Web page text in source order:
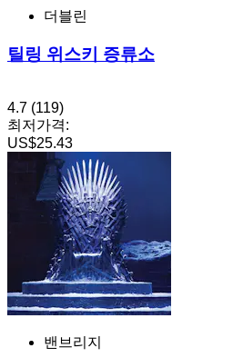
더블린
틸링 위스키 증류소
4.7 (119)
최저가격:
US$25.43
밴브리지